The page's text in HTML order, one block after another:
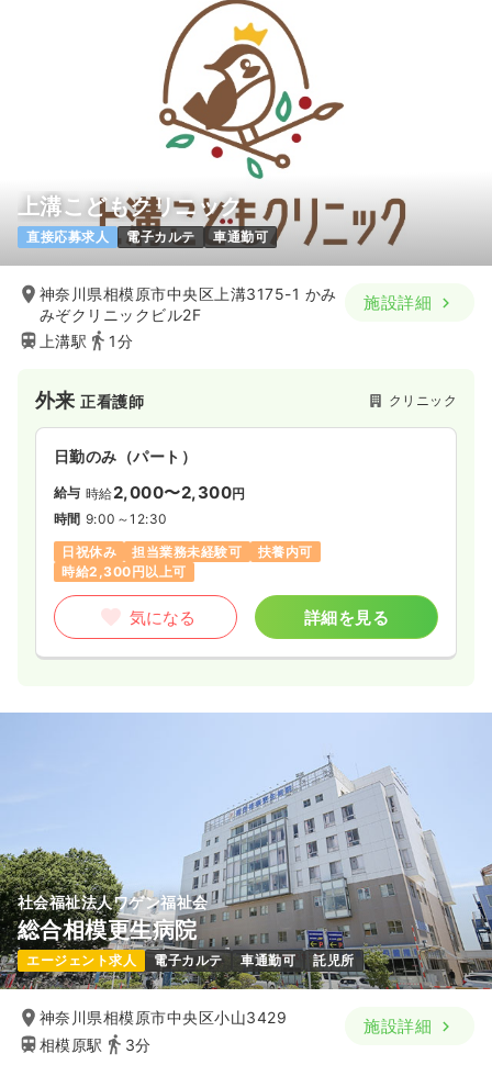
ブランク可 月給26万円以上可
気になる 詳細を見る
正看護師 / 管理職
日勤のみ（常勤） 一時募集休止
給与 お問い合わせください
4週8休以上
ブランク可
気になる
オペ室(手術室) 一般病院
日勤のみ（常勤）
給与 32.3万円/月 賞与4ヶ月
※経験25年の例
時間 8:30～17:15
土日祝休み
年間休日120日
月給32万円以上可
気になる 詳細を見る
オンコールあり 時給1,600円以上可
気になる 詳細を見る
訪問看護正看護師 一般病院
給与 23.8 万円
※経験3年の例
上溝こどもクリニック
直接応募求人 電子カルテ 車通勤可
神奈川県相模原市中央区上溝3175-1 かみ
みぞクリニックビル2F
上溝駅
1分
施設詳細
外来正看護師 クリニック
日勤のみ（パート）
給与 時給2,000〜2,300円
時間 9:00～12:30
日祝休み
担当業務未経験可
扶養内可
時給2,300円以上可
気になる 詳細を見る
社会福祉法人ワゲン福祉会
総合相模更生病院
エージェント求人 電子カルテ 車通勤可 託児所
神奈川県相模原市中央区小山3429
相模原駅
3分
施設詳細